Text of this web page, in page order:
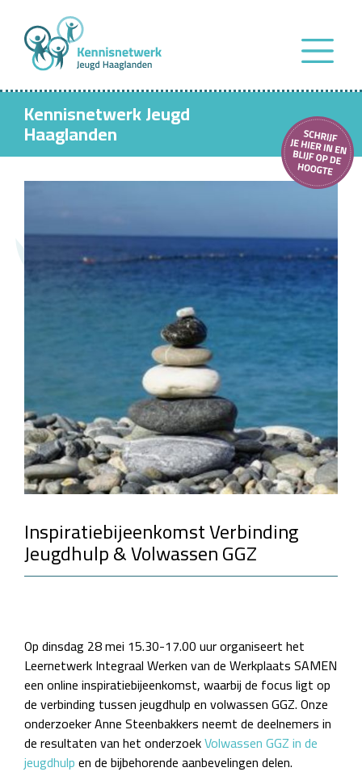
Kennisnetwerk Jeugd
Haaglanden
Inspiratiebijeenkomst Verbinding
Jeugdhulp & Volwassen GGZ
Op dinsdag 28 mei 15.30-17.00 uur organiseert het
Leernetwerk Integraal Werken van de Werkplaats SAMEN
een online inspiratiebijeenkomst, waarbij de focus ligt op
de verbinding tussen jeugdhulp en volwassen GGZ. Onze
onderzoeker Anne Steenbakkers neemt de deelnemers in
de resultaten van het onderzoekVolwassen GGZ in de
jeugdhulpen de bijbehorende aanbevelingen delen.